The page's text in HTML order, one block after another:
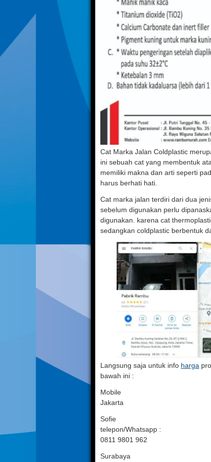
Cat Marka Jalan Coldplastic
ini sebuah cat yang membentuk
memiliki makna dan arti seperti
harus berhati hati.
Cat marka jalan terdiri dari dua
sebelum digunakan perlu
digunakan. karena cat
sedangkan coldplastic berbentuk
Langsung saja untuk info harga
bawah ini :
Mobile
Jakarta
Sofie
telepon/Whatsapp :
0811 9801 962
Surabaya